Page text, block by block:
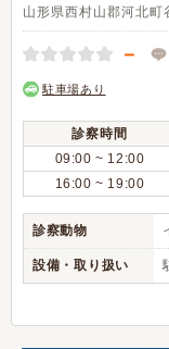
山形県西村山郡河北町
－
駐車場あり
診察時間
09:00 ~ 12:00
16:00 ~ 19:00
診察動物
設備・取り扱い